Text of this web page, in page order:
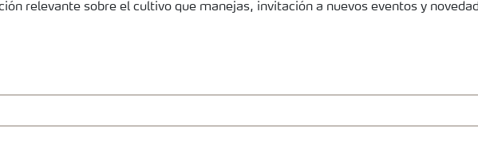
relevante sobre el cultivo que manejas, invitación a nuevos eventos y